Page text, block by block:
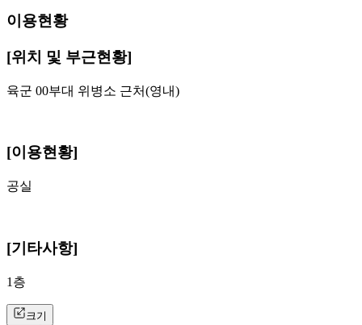
이용현황
[위치 및 부근현황]
육군 00부대 위병소 근처(영내)
[이용현황]
공실
[기타사항]
1층
크기